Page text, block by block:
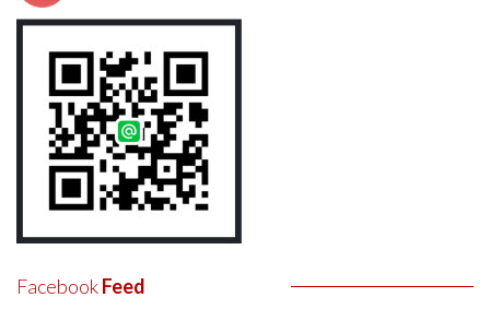
FacebookFeed